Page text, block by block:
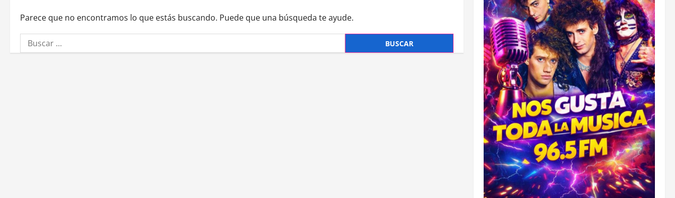
Parece que no encontramos lo que estás buscando. Puede que una búsqueda te ayude.
Buscar: